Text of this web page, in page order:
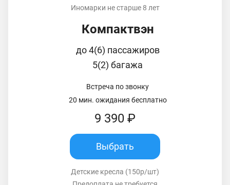
Иномарки не старше 8 лет
Компактвэн
до 4(6) пассажиров
5(2) багажа
Встреча по звонку
20 мин. ожидания бесплатно
9 390 ₽
Выбрать
Детские кресла (150р/шт)